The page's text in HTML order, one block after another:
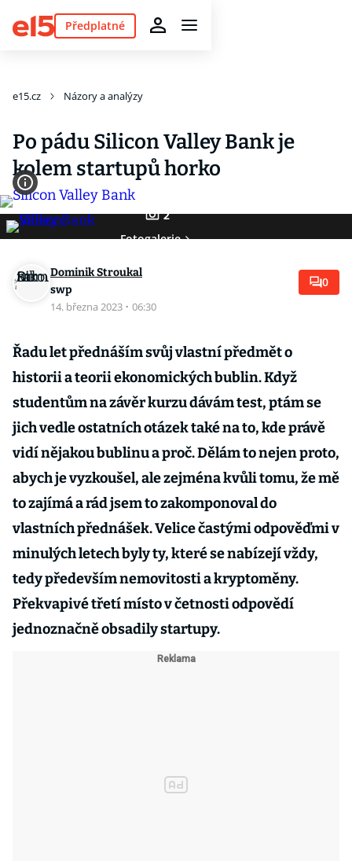
Předplatné
e15.cz Názory a analýzy
Po pádu Silicon Valley Bank je
kolem startupů horko
2
Fotogalerie
Dominik Stroukal
swp
14. března 2023 · 06:30
0
Řadu let přednáším svůj vlastní předmět o
historii a teorii ekonomických bublin. Když
studentům na závěr kurzu dávám test, ptám se
jich vedle ostatních otázek také na to, kde právě
vidí nějakou bublinu a proč. Dělám to nejen proto,
abych je vyzkoušel, ale zejména kvůli tomu, že mě
to zajímá a rád jsem to zakomponoval do
vlastních přednášek. Velice častými odpověďmi v
minulých letech byly ty, které se nabízejí vždy,
tedy především nemovitosti a kryptoměny.
Překvapivé třetí místo v četnosti odpovědí
jednoznačně obsadily startupy.